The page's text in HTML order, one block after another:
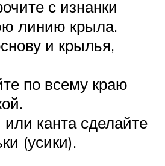
с изнанки
линию крыла.
и крылья,
по всему краю
канта сделайте
(усики).